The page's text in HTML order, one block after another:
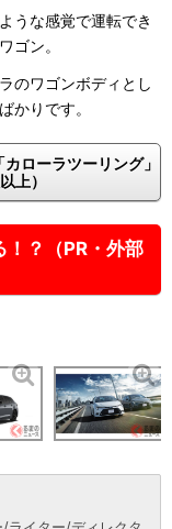
うな感覚で運転でき
ゴン。
のワゴンボディとし
かりです。
ローラツーリング」
上）
！？（PR・外部